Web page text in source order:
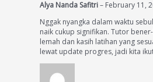
Alya Nanda Safitri– February 11,
Nggak nyangka dalam waktu
naik cukup signifikan. Tutor
lemah dan kasih latihan yang
lewat update progres, jadi kita